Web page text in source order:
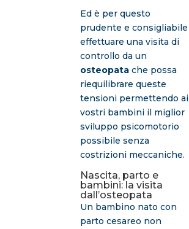
Ed è per questo
prudente e consigliabile
effettuare una visita di
controllo da un
osteopatache possa
riequilibrare queste
tensioni permettendo ai
vostri bambini il miglior
sviluppo psicomotorio
possibile senza
costrizioni meccaniche.
Nascita, parto e
bambini: la visita
dall’osteopata
Un bambino nato con
parto cesareo non